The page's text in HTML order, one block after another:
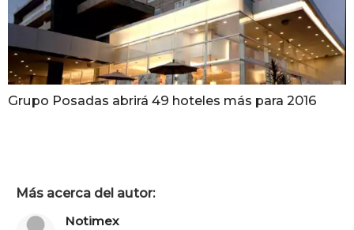
Grupo Posadas abrirá 49 hoteles más para 2016
Más acerca del autor:
Notimex